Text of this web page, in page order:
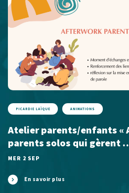
PICARDIE LAÏQUE ANIMATIONS
Atelier parents/enfants «
parents solos qui gèrent
MER 2 SEP
En savoir plus